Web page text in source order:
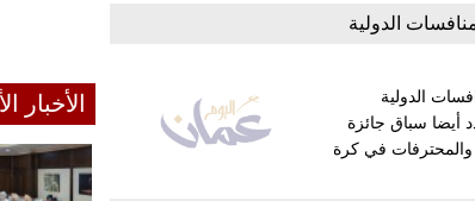
الدولية
الدولية
أيضا سباق جائزة
والمحترفات في كرة
الأخبار